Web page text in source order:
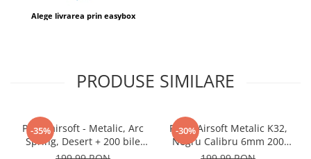
Alege livrarea prin easybox
PRODUSE SIMILARE
-35%
Pistol airsoft - Metalic, Arc
Spring, Desert + 200 bile
Profesionale 0.20, K33
-30%
Pistol Airsoft Metalic K32,
Negru Calibru 6mm 200
Bile Profesionale